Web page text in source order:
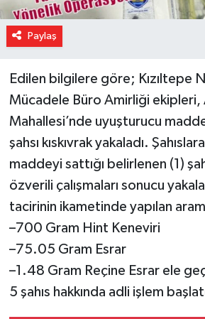
Paylaş
Edilen bilgilere göre; Kızıltepe
Mücadele Büro Amirliği
Mahallesi’nde uyuşturucu
şahsı kıskıvrak yakaladı.
maddeyi sattığı belirlenen (1)
özverili çalışmaları sonucu
tacirinin ikametinde yapılan
–700 Gram Hint Keneviri
–75.05 Gram Esrar
–1.48 Gram Reçine Esrar ele
5 şahıs hakkında adli işlem